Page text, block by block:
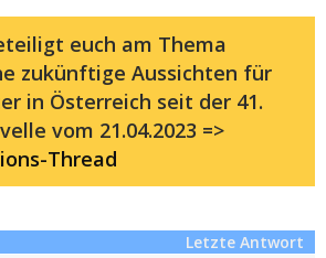
euch am Thema
zukünftige Aussichten für
in Österreich seit der 41.
vom 21.04.2023 =>
Thread
Letzte Antwort